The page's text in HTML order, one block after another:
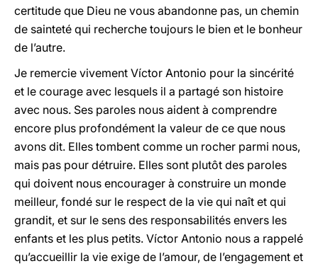
certitude que Dieu ne vous abandonne pas, un chemin
de sainteté qui recherche toujours le bien et le bonheur
de l’autre.
Je remercie vivement Víctor Antonio pour la sincérité
et le courage avec lesquels il a partagé son histoire
avec nous. Ses paroles nous aident à comprendre
encore plus profondément la valeur de ce que nous
avons dit. Elles tombent comme un rocher parmi nous,
mais pas pour détruire. Elles sont plutôt des paroles
qui doivent nous encourager à construire un monde
meilleur, fondé sur le respect de la vie qui naît et qui
grandit, et sur le sens des responsabilités envers les
enfants et les plus petits. Víctor Antonio nous a rappelé
qu’accueillir la vie exige de l’amour, de l’engagement et